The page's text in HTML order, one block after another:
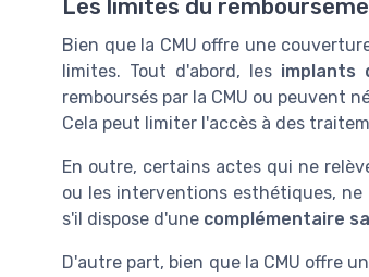
Les limites du
Bien que la CMU offre une
limites. Tout d'abord, les implants
remboursés par la CMU ou peuvent
Cela peut limiter l'accès à des
En outre, certains actes qui ne
ou les interventions esthétiques,
s'il dispose d'une complémentaire
D'autre part, bien que la CMU offre